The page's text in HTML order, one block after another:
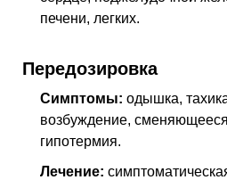
печени, легких.
Передозировка
Симптомы: одышка,
возбуждение,
гипотермия.
Лечение: